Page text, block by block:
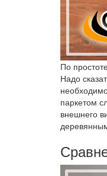
По
Надо
паркетом
внешнего